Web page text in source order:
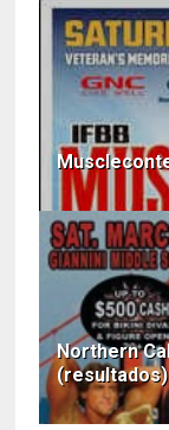
Northern
(resultados)